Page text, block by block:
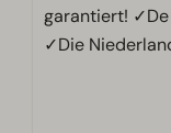
garantiert! ✓De
✓Die